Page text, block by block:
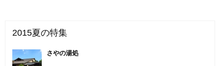
2015夏の特集
さやの湯処